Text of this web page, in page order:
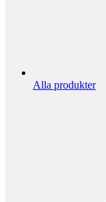
Alla produkter